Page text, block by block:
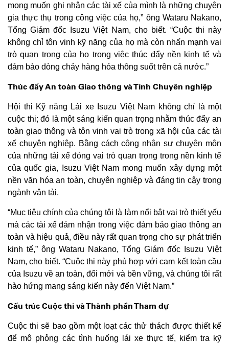
mong muốn ghi nhận các tài xế của mình là những chuyên
gia thực thụ trong công việc của họ,” ông Wataru Nakano,
Tổng Giám đốc Isuzu Việt Nam, cho biết. “Cuộc thi này
không chỉ tôn vinh kỹ năng của họ mà còn nhấn mạnh vai
trò quan trọng của họ trong việc thúc đẩy nền kinh tế và
đảm bảo dòng chảy hàng hóa thông suốt trên cả nước.”
Thúc đẩy An toàn Giao thông và Tính Chuyên nghiệp
Hội thi Kỹ năng Lái xe Isuzu Việt Nam không chỉ là một
cuộc thi; đó là một sáng kiến quan trọng nhằm thúc đẩy an
toàn giao thông và tôn vinh vai trò trong xã hội của các tài
xế chuyên nghiệp. Bằng cách công nhận sự chuyên môn
của những tài xế đóng vai trò quan trọng trong nền kinh tế
của quốc gia, Isuzu Việt Nam mong muốn xây dựng một
nền văn hóa an toàn, chuyên nghiệp và đáng tin cậy trong
ngành vận tải.
“Mục tiêu chính của chúng tôi là làm nổi bật vai trò thiết yếu
mà các tài xế đảm nhận trong việc đảm bảo giao thông an
toàn và hiệu quả, điều này rất quan trọng cho sự phát triển
kinh tế,” ông Wataru Nakano, Tổng Giám đốc Isuzu Việt
Nam, cho biết. “Cuộc thi này phù hợp với cam kết toàn cầu
của Isuzu về an toàn, đổi mới và bền vững, và chúng tôi rất
hào hứng mang sáng kiến này đến Việt Nam.”
Cấu trúc Cuộc thi và Thành phần Tham dự
Cuộc thi sẽ bao gồm một loạt các thử thách được thiết kế
để mô phỏng các tình huống lái xe thực tế, kiểm tra kỹ